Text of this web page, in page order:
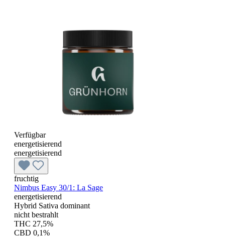
Verfügbar
energetisierend
energetisierend
fruchtig
Nimbus Easy 30/1: La Sage
energetisierend
Hybrid Sativa dominant
nicht bestrahlt
THC 27,5%
CBD 0,1%